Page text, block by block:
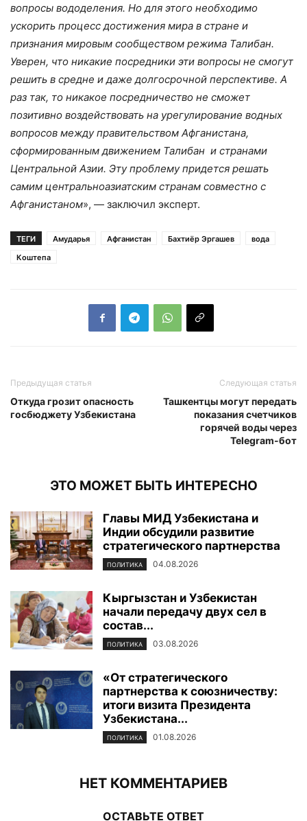
вопросы вододеления. Но для этого необходимо
ускорить процесс достижения мира в стране и
признания мировым сообществом режима Талибан.
Уверен, что никакие посредники эти вопросы не смогут
решить в средне и даже долгосрочной перспективе. А
раз так, то никакое посредничество не сможет
позитивно воздействовать на урегулирование водных
вопросов между правительством Афганистана,
сформированным движением Талибан и странами
Центральной Азии. Эту проблему придется решать
самим центральноазиатским странам совместно с
Афганистаном», — заключил эксперт.
ТЕГИ Амударья Афганистан Бахтиёр Эргашев
вода
Коштепа
Предыдущая статья
Откуда грозит опасность
госбюджету Узбекистана
Следующая статья
Ташкентцы могут передать
показания счетчиков
горячей воды через
Telegram-бот
ЭТО МОЖЕТ БЫТЬ ИНТЕРЕСНО
Главы МИД Узбекистана и
Индии обсудили развитие
стратегического партнерства
ПОЛИТИКА 04.08.2026
Кыргызстан и Узбекистан
начали передачу двух сел в
состав...
ПОЛИТИКА 03.08.2026
«От стратегического
партнерства к союзничеству:
итоги визита Президента
Узбекистана...
ПОЛИТИКА 01.08.2026
НЕТ КОММЕНТАРИЕВ
ОСТАВЬТЕ ОТВЕТ